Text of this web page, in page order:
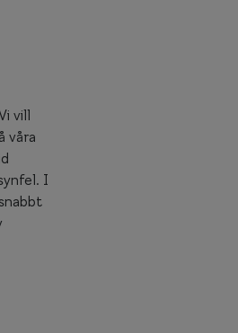
vill
våra
I